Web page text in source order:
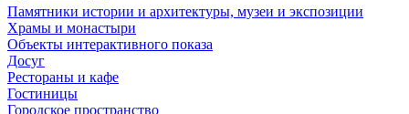
Памятники истории и архитектуры, музеи и экспозиции
Храмы и монастыри
Объекты интерактивного показа
Досуг
Рестораны и кафе
Гостиницы
Городское пространство